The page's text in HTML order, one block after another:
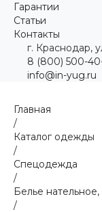
Гарантии
Статьи
Контакты
г. Краснодар,
8 (800) 500-
info@in-yug.ru
Главная
/
Каталог одежды
/
Спецодежда
/
Белье
/